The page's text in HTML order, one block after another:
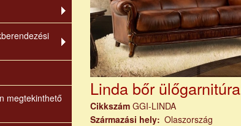
megtekinthető
Linda bőr ülőgarnitúra
Cikkszám GGI-LINDA
Származási hely Olaszország